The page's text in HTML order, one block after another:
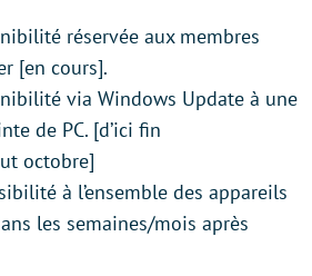
réservée aux membres
[en cours].
via Windows Update à une
de PC. [d’ici fin
octobre]
à l’ensemble des appareils
les semaines/mois après